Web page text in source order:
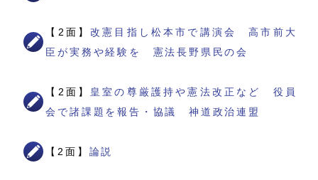
【2面】改憲目指し松本市で講演会 高市前大
臣が実務や経験を 憲法長野県民の会
【2面】 皇室の尊厳護持や憲法改正など 役員
会で諸課題を報告・協議 神道政治連盟
【2面】 論説